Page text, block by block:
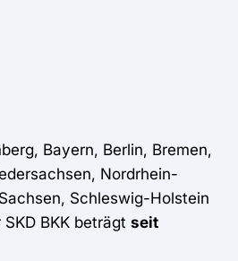
Bayern, Berlin, Bremen,
Nordrhein-
Schleswig-Holstein
BKK beträgt seit